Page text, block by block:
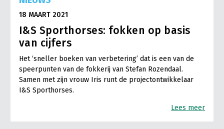
18 MAART 2021
I&S Sporthorses: fokken op basis
van cijfers
Het ‘sneller boeken van verbetering’ dat is een van de
speerpunten van de fokkerij van Stefan Rozendaal.
Samen met zijn vrouw Iris runt de projectontwikkelaar
I&S Sporthorses.
Lees meer